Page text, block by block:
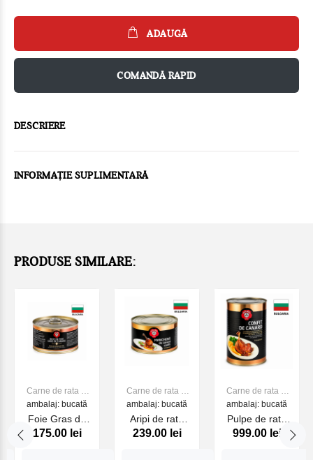
ADAUGĂ
COMANDĂ RAPID
DESCRIERE
INFORMAȚIE SUPLIMENTARĂ
PRODUSE SIMILARE:
Carne de rata si
bibilica
ambalaj: bucată
Foie Gras de
Canard de rata
175.00 lei
Carne de rata si
bibilica
ambalaj: bucată
Aripi de rata
confiate , 1350
239.00 lei
Carne de rata si
bibilica
ambalaj: bucată
Pulpe de rata
conservate in
999.00 lei